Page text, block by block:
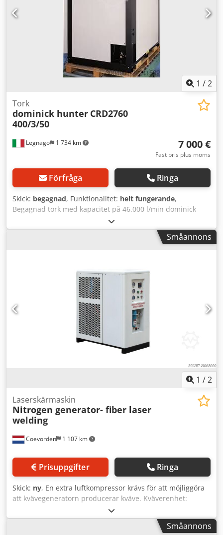
1 /2
Legnago 1 734 km
Tork
dominick hunter CRD2760
400/3/50
7 000 €
Fast pris plus moms
Förfråga Ringa
Skick: begagnad, Funktionalitet: helt fungerande,
Begagnad tork med kapacitet på 46.000 l/min dominick
hunter CRD2760 (parker). Dedpfx Abezh Elrekekr
Småannons
1 /2
Coevorden 1 107 km
Laserskärmaskin
Nitrogen generator- fiber laser
welding
Prisuppgifter Ringa
Skick: ny, En extra luftkompressor krävs för att möjliggöra
att kvävegeneratorn producerar kväve. Kväverenhet:
99,999 % Inloppstryck: 8 bar Utgångstryck: 7 bar Effekt: 75
W (kostnad per timme för att producera kväve) Dkjdsxfrv
Eopfx Abker 3-i-1-desig, inget behov av extra Småannons